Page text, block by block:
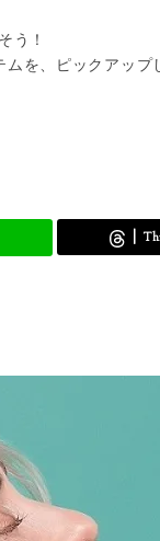
う！
を、ピックアップ